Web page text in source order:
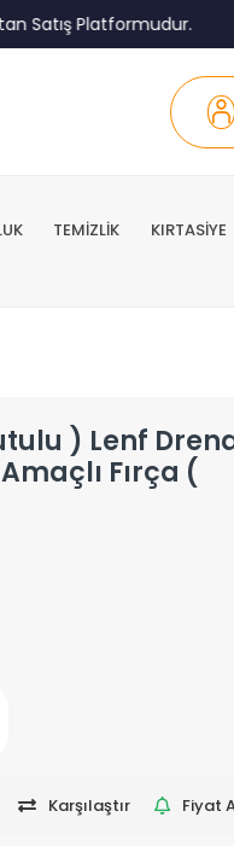
Satış Platformudur.
TEMİZLİK KIRTASİYE
) Lenf
Fırça (
Karşılaştır Fiyat